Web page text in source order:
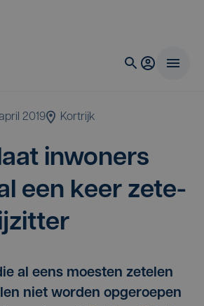
april 2019 Kortrijk
inwo­ners
een keer zete­
al eens moesten zetelen
niet worden opgeroepen